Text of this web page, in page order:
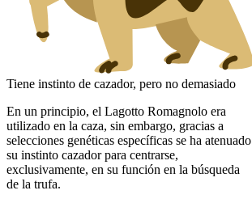
Tiene instinto de cazador, pero no demasiado
En un principio, el Lagotto Romagnolo era
utilizado en la caza, sin embargo, gracias a
selecciones genéticas específicas se ha atenuado
su instinto cazador para centrarse,
exclusivamente, en su función en la búsqueda
de la trufa.